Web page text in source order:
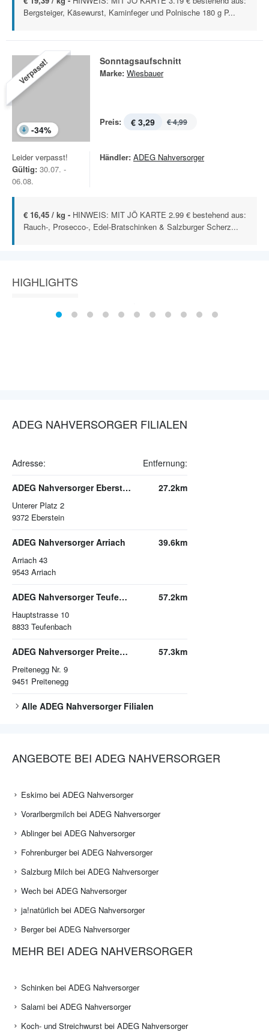
Bergsteiger, Käsewurst, Kaminfeger und Polnische 180 g P...
Verpasst!
-34%
Sonntagsaufschnitt
Marke: Wiesbauer
Preis: € 3,29 € 4,99
Leider verpasst!
Gültig: 30.07. -
06.08.
Händler: ADEG Nahversorger
€ 16,45 / kg - HINWEIS: MIT JÖ KARTE 2.99 € bestehend aus:
Rauch-, Prosecco-, Edel-Bratschinken & Salzburger Scherz...
HIGHLIGHTS
ADEG NAHVERSORGER FILIALEN
Adresse: Entfernung:
ADEG Nahversorger Eberstein
Unterer Platz 2
9372 Eberstein
27.2km
ADEG Nahversorger Arriach
Arriach 43
9543 Arriach
39.6km
ADEG Nahversorger Teufenbach
Hauptstrasse 10
8833 Teufenbach
57.2km
ADEG Nahversorger Preitenegg
Preitenegg Nr. 9
9451 Preitenegg
57.3km
Alle ADEG NahversorgerFilialen
ANGEBOTE BEI ADEG NAHVERSORGER
Eskimo bei ADEG Nahversorger
Vorarlbergmilch bei ADEG Nahversorger
Ablinger bei ADEG Nahversorger
Fohrenburger bei ADEG Nahversorger
Salzburg Milch bei ADEG Nahversorger
Wech bei ADEG Nahversorger
ja!natürlich bei ADEG Nahversorger
Berger bei ADEG Nahversorger
MEHR BEI ADEG NAHVERSORGER
Schinken bei ADEG Nahversorger
Salami bei ADEG Nahversorger
Koch- und Streichwurst bei ADEG Nahversorger